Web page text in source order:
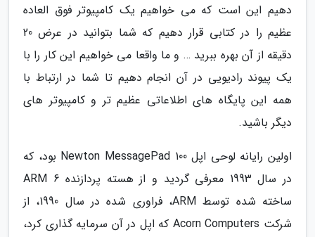
دهیم این است که می خواهیم یک کامپیوتر فوق العاده
عظیم را در کتابی قرار دهیم که شما بتوانید در عرض 20
دقیقه از آن بهره ببرید … و ما واقعا می خواهیم این کار را با
یک پیوند رادیویی در آن انجام دهیم تا شما در ارتباط با
همه این پایگاه های اطلاعاتی عظیم تر و کامپیوتر های
دیگر باشید.
اولین رایانه لوحی اپل Newton MessagePad 100 بود، که
در سال 1993 معرفی گردید و از هسته پردازنده ARM 6
ساخته شده توسط ARM، فراوری شده در سال 1990، از
شرکت Acorn Computers که اپل در آن سرمایه گذاری کرد،